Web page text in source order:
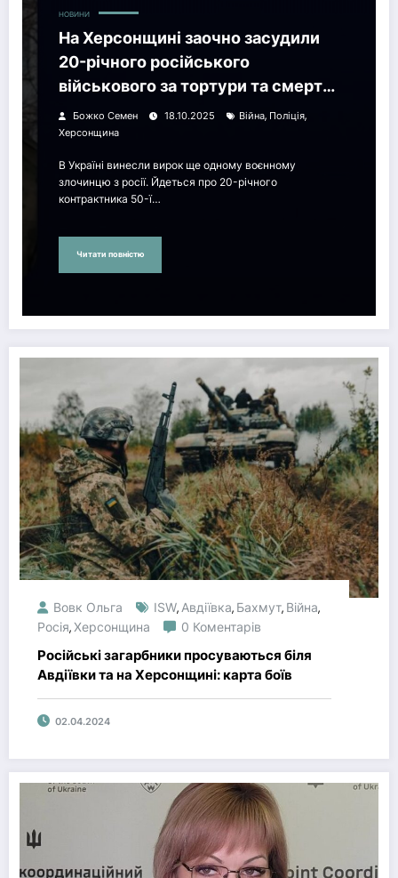
НОВИНИ
На Херсонщині заочно засудили
20-річного російського
військового за тортури та смерть
ув’язненого
Божко Семен 18.10.2025 Війна, Поліція,
Херсонщина
В Україні винесли вирок ще одному воєнному
злочинцю з росії. Йдеться про 20-річного
контрактника 50-ї…
Читати повністю
Вовк Ольга ISW, Авдіївка, Бахмут, Війна,
Росія,Херсонщина 0 Коментарів
Російські загарбники просуваються біля
Авдіївки та на Херсонщині: карта боїв
02.04.2024